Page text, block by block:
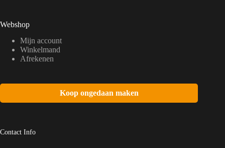
Webshop
Mijn account
Winkelmand
Afrekenen
Koop ongedaan maken
Contact Info